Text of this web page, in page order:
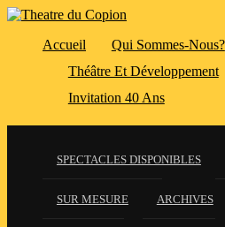
Accueil
Qui Sommes-Nous?
Théâtre Et Développement
Invitation 40 Ans
SPECTACLES DISPONIBLES
SUR MESURE ARCHIVES